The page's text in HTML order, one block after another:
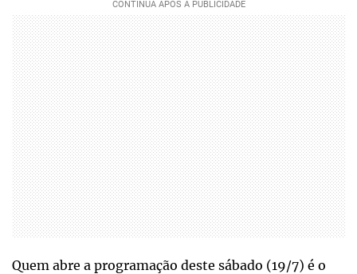
Quem abre a programação deste sábado (19/7) é o